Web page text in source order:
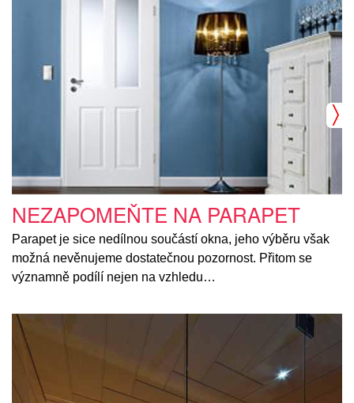
NEZAPOMEŇTE NA PARAPET
Parapet je sice nedílnou součástí okna, jeho výběru však
možná nevěnujeme dostatečnou pozornost. Přitom se
významně podílí nejen na vzhledu…